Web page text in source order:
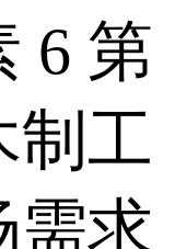
6 第
制工
需求